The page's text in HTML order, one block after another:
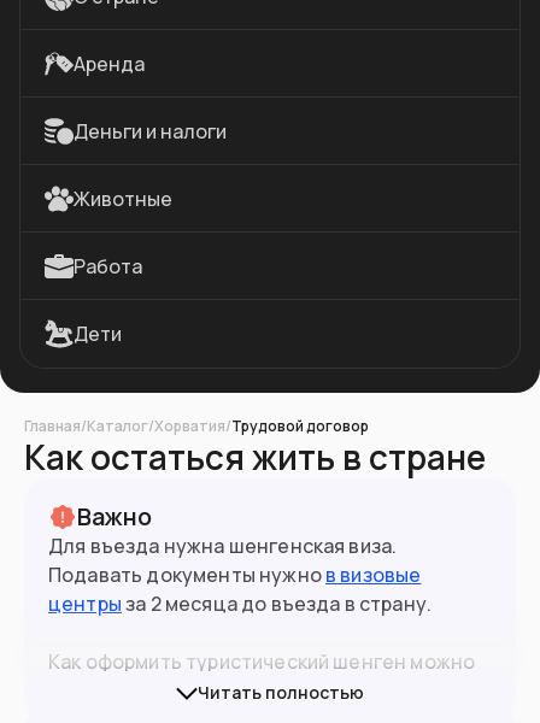
Аренда
Деньги и налоги
Животные
Работа
Дети
Главная/Каталог/Хорватия/Трудовой договор
Как остаться жить в стране
Важно
Для въезда нужна шенгенская виза.
Подавать документы нужнов визовые
центрыза 2 месяца до въезда в страну.
Как оформить туристический шенген можно
в нашем материале на сайте
Читать полностью